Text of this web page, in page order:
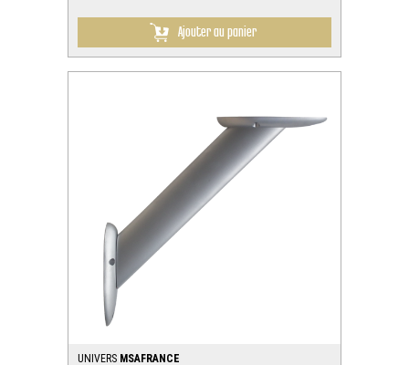
Ajouter au panier
UNIVERS MSAFRANCE